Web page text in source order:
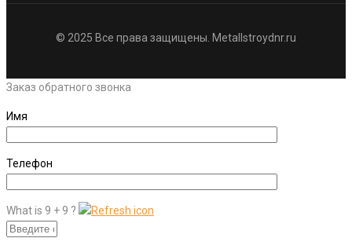
© 2025 Все права защищены. Metallstroydnr.ru
Заказ обратного звонка
Имя
Телефон
What is 9 + 9 ?
Answer